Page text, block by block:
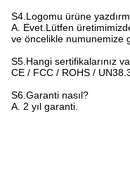
S4.Logomu ürüne
A. Evet.Lütfen
ve öncelikle numunemize
S5.Hangi sertifikalarınız
CE / FCC / ROHS /
S6.Garanti nasıl?
A. 2 yıl garanti.